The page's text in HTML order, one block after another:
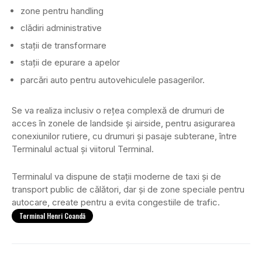
zone pentru handling
clădiri administrative
stații de transformare
stații de epurare a apelor
parcări auto pentru autovehiculele pasagerilor.
Se va realiza inclusiv o rețea complexă de drumuri de
acces în zonele de landside și airside, pentru asigurarea
conexiunilor rutiere, cu drumuri și pasaje subterane, între
Terminalul actual și viitorul Terminal.
Terminalul va dispune de stații moderne de taxi și de
transport public de călători, dar și de zone speciale pentru
autocare, create pentru a evita congestiile de trafic.
Terminal Henri Coandă